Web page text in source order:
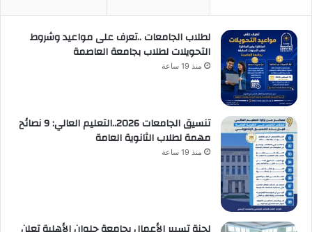
لطلاب الجامعات ..تعرف على مواعيد وشروط
التحويلات لطلاب بجامعة العاصمة
منذ 19 ساعة
تنسيق الجامعات 2026..التعليم العالي: 9 نصائح
مهمة لطلاب الثانوية العامة
منذ 19 ساعة